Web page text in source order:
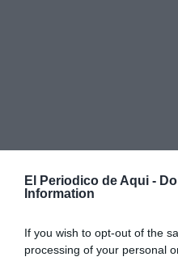
El Periodico de Aqui -
Information
If you wish to opt-out of the
processing of your personal